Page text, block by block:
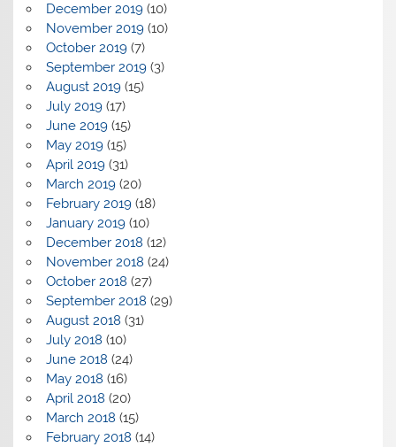
December 2019(10)
November 2019(10)
October 2019(7)
September 2019(3)
August 2019(15)
July 2019(17)
June 2019(15)
May 2019(15)
April 2019(31)
March 2019(20)
February 2019(18)
January 2019(10)
December 2018 (12)
November 2018 (24)
October 2018 (27)
September 2018 (29)
August 2018 (31)
July 2018 (10)
June 2018 (24)
May 2018 (16)
April 2018 (20)
March 2018 (15)
February 2018 (14)